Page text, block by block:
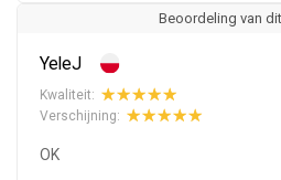
Beoordeling van
YeleJ
Kwaliteit:
Verschijning:
OK